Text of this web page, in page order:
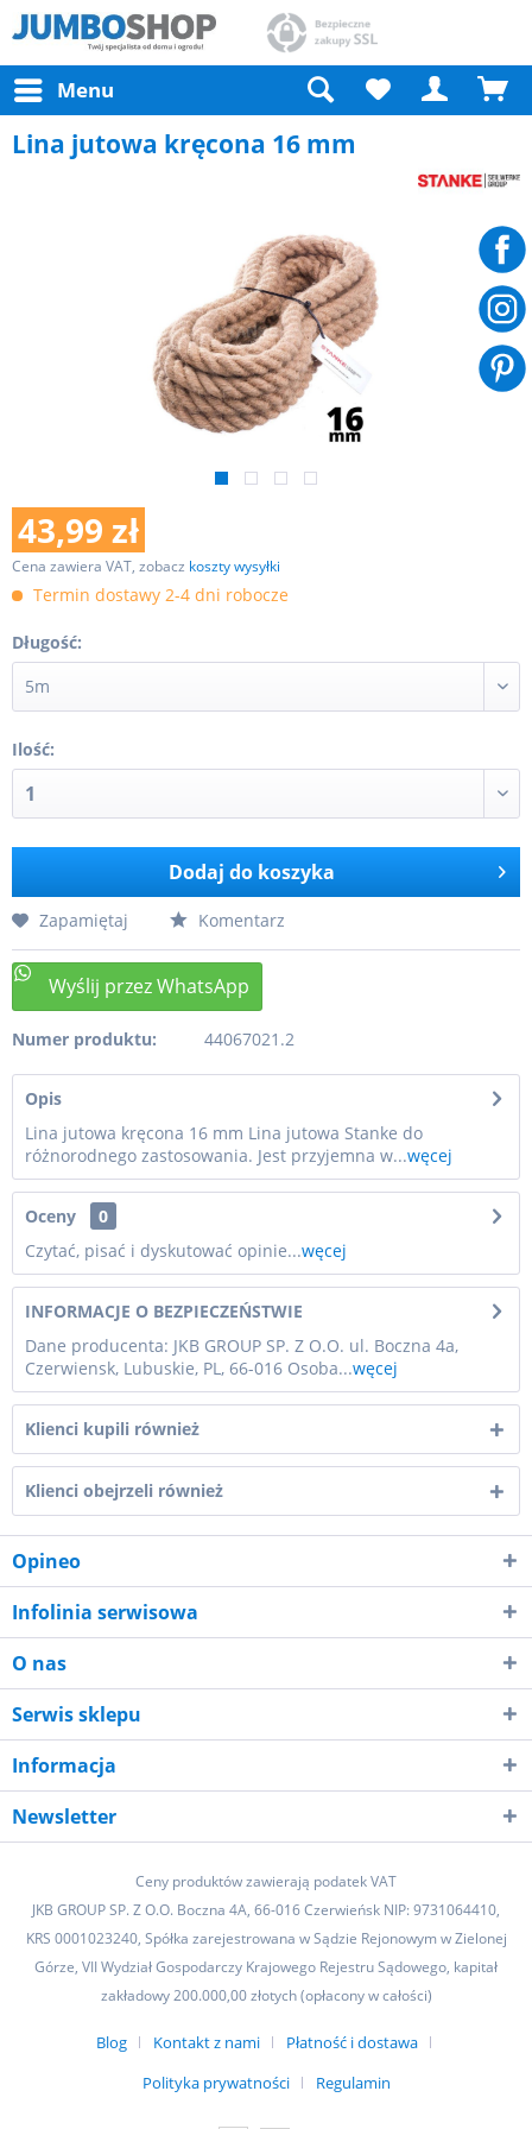
Menu
Lina jutowa kręcona 16 mm
43,99 zł
Cena zawiera VAT, zobacz koszty wysyłki
Termin dostawy 2-4 dni robocze
Długość:
Ilość:
Dodaj do koszyka
Zapamiętaj Komentarz
Numer produktu: 44067021.2
Opis
Lina jutowa kręcona 16 mm Lina jutowa Stanke do
różnorodnego zastosowania. Jest przyjemna w...węcej
Oceny
0
Czytać, pisać i dyskutować opinie...węcej
INFORMACJE O BEZPIECZEŃSTWIE
Dane producenta: JKB GROUP SP. Z O.O. ul. Boczna 4a,
Czerwiensk, Lubuskie, PL, 66-016 Osoba...węcej
Klienci kupili również
Klienci obejrzeli również
Opineo
Infolinia serwisowa
O nas
Serwis sklepu
Informacja
Newsletter
Ceny produktów zawierają podatek VAT
JKB GROUP SP. Z O.O. Boczna 4A, 66-016 Czerwieńsk NIP: 9731064410,
KRS 0001023240, Spółka zarejestrowana w Sądzie Rejonowym w Zielonej
Górze, VII Wydział Gospodarczy Krajowego Rejestru Sądowego, kapitał
zakładowy 200.000,00 złotych (opłacony w całości)
Blog Kontakt z nami
Płatność i dostawa
Polityka prywatności
Regulamin